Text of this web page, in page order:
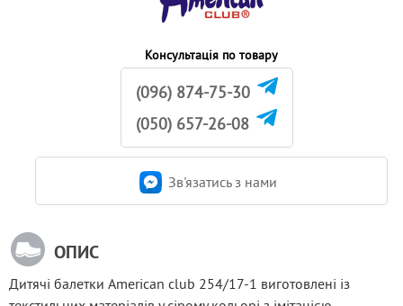
Консультація по товару
(096) 874-75-30
(050) 657-26-08
Зв'язатись з нами
ОПИС
Дитячі балетки American club 254/17-1 виготовлені із